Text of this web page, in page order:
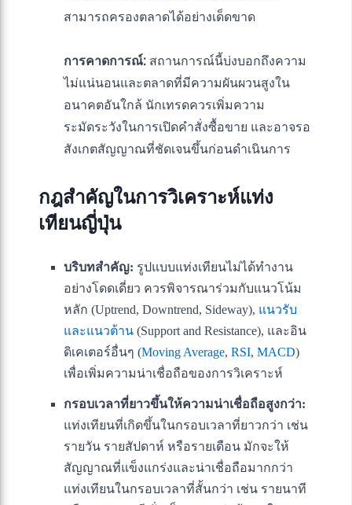
สามารถครองตลาดได้อย่างเด็ดขาด
การคาดการณ์: สถานการณ์นี้บ่งบอกถึงความ
ไม่แน่นอนและตลาดที่มีความผันผวนสูงใน
อนาคตอันใกล้ นักเทรดควรเพิ่มความ
ระมัดระวังในการเปิดคำสั่งซื้อขาย และอาจรอ
สังเกตสัญญาณที่ชัดเจนขึ้นก่อนดำเนินการ
กฎสำคัญในการวิเคราะห์แท่ง
เทียนญี่ปุ่น
บริบทสำคัญ: รูปแบบแท่งเทียนไม่ได้ทำงาน
อย่างโดดเดี่ยว ควรพิจารณาร่วมกับแนวโน้ม
หลัก (Uptrend, Downtrend, Sideway), แนวรับ
และแนวต้าน (Support and Resistance), และอิน
ดิเคเตอร์อื่นๆ (Moving Average, RSI, MACD)
เพื่อเพิ่มความน่าเชื่อถือของการวิเคราะห์
กรอบเวลาที่ยาวขึ้นให้ความน่าเชื่อถือสูงกว่า:
แท่งเทียนที่เกิดขึ้นในกรอบเวลาที่ยาวกว่า เช่น
รายวัน รายสัปดาห์ หรือรายเดือน มักจะให้
สัญญาณที่แข็งแกร่งและน่าเชื่อถือมากกว่า
แท่งเทียนในกรอบเวลาที่สั้นกว่า เช่น รายนาที